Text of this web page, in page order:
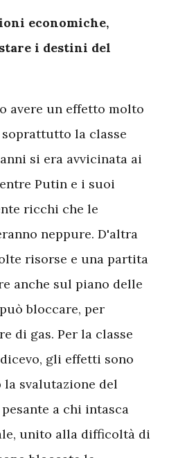
economiche,
i destini del
avere un effetto molto
la classe
si era avvicinata ai
Putin e i suoi
ricchi che le
neppure. D'altra
risorse e una partita
anche sul piano delle
bloccare, per
di gas. Per la classe
gli effetti sono
svalutazione del
a chi intasca
unito alla difficoltà di